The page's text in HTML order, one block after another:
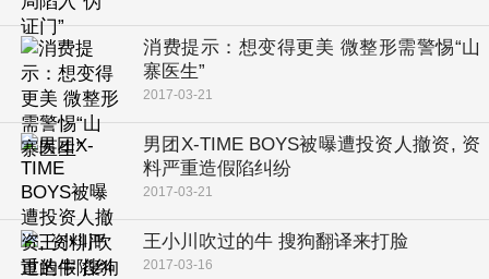
消费提示：想变得更美 微整形需警惕“山
寨医生”
2017-03-21
男团X-TIME BOYS被曝遭投资人撤资, 资
料严重造假陷纠纷
2017-03-21
王小川吹过的牛 搜狗翻译来打脸
2017-03-16